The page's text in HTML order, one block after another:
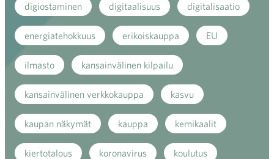
digiostaminen digitaalisuus digitalisaatio
energiatehokkuus erikoiskauppa EU
ilmasto kansainvälinen kilpailu
kansainvälinen verkkokauppa kasvu
kaupan näkymät kauppa kemikaalit
kiertotalous koronavirus koulutus